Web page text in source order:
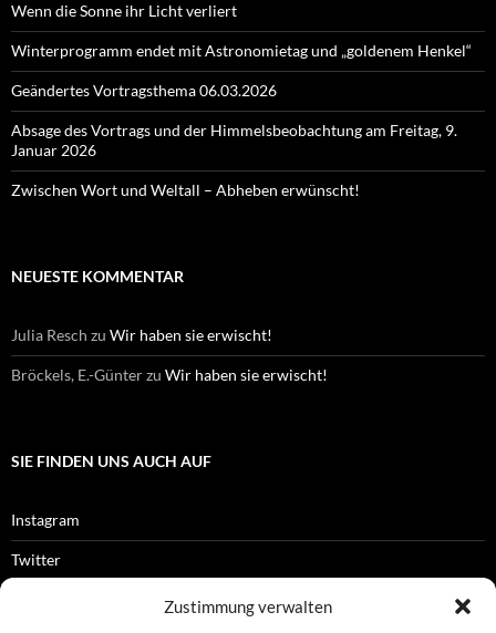
Zustimmung verwalten
Wenn die Sonne ihr Licht verliert
Winterprogramm endet mit Astronomietag und „goldenem Henkel“
Geändertes Vortragsthema 06.03.2026
Absage des Vortrags und der Himmelsbeobachtung am Freitag, 9.
Januar 2026
Zwischen Wort und Weltall – Abheben erwünscht!
NEUESTE KOMMENTAR
Julia Resch zu Wir haben sie erwischt!
Bröckels, E.-Günterzu Wir haben sie erwischt!
SIE FINDEN UNS AUCH AUF
Instagram
Twitter